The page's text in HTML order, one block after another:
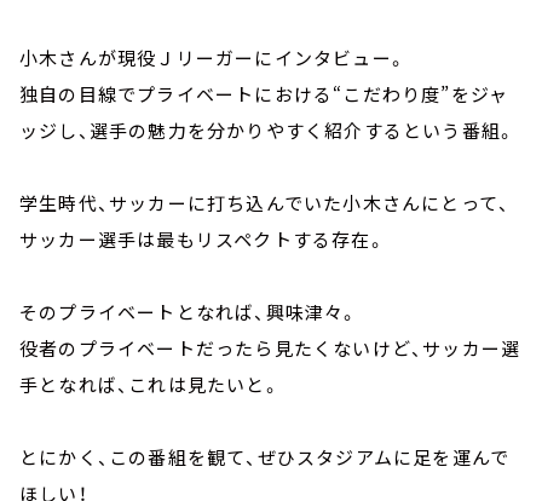
小木さんが現役Ｊリーガーにインタビュー。
独自の目線でプライベートにおける“こだわり度”をジャ
ッジし、選手の魅力を分かりやすく紹介するという番組。
学生時代、サッカーに打ち込んでいた小木さんにとって、
サッカー選手は最もリスペクトする存在。
そのプライベートとなれば、興味津々。
役者のプライベートだったら見たくないけど、サッカー選
手となれば、これは見たいと。
とにかく、この番組を観て、ぜひスタジアムに足を運んで
ほしい！